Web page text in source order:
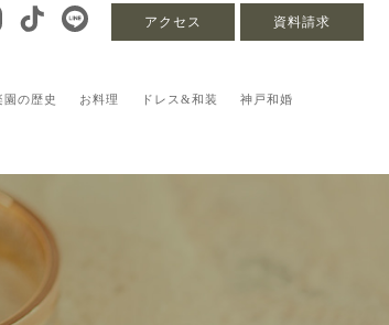
資料請求
アクセス
園の歴史 お料理 ドレス&和装 神戸和婚